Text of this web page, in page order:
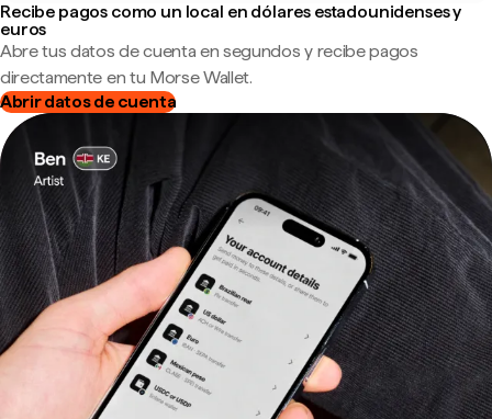
Recibe pagos como un local en dólares estadounidenses y
euros
Abre tus datos de cuenta en segundos y recibe pagos
directamente en tu Morse Wallet.
Abrir datos de cuenta